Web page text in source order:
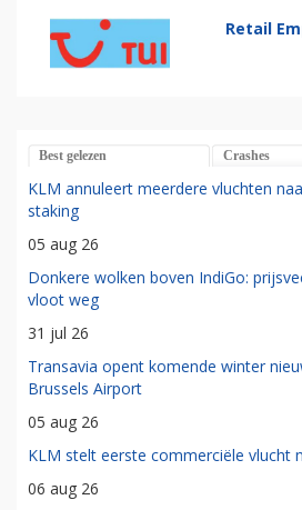
Retail
Best gelezen Crashes
KLM annuleert meerdere vluchten
staking
05 aug 26
Donkere wolken boven IndiGo:
vloot weg
31 jul 26
Transavia opent komende winter
Brussels Airport
05 aug 26
KLM stelt eerste commerciële vlucht
06 aug 26